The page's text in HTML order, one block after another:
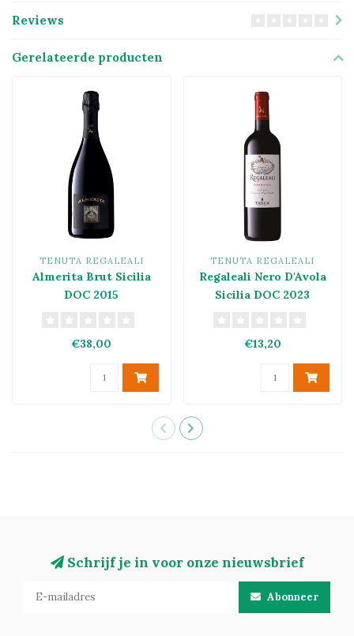
Reviews
Gerelateerde producten
TENUTA REGALEALI
Almerita Brut Sicilia
DOC 2015
€38,00
TENUTA REGALEALI
Regaleali Nero D'Avola
Sicilia DOC 2023
€13,20
Schrijf je in voor onze nieuwsbrief
Abonneer